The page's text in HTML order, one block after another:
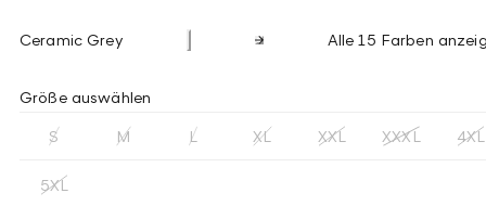
Ceramic Grey Alle 15 Farben
Größe auswählen
S M L XL XXL XXXL 4XL
5XL